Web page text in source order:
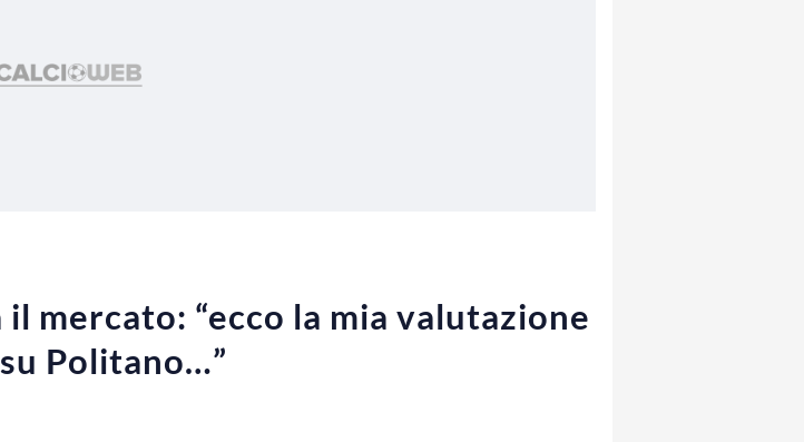
mercato: “ecco la mia valutazione
Politano…”